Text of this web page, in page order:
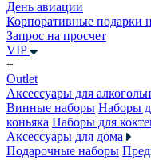
День авиации
Корпоративные подарки
Запрос на просчет
VIP
+
Outlet
Аксессуары для
Винные наборы Наборы
коньяка Наборы для
Аксессуары для дома
Подарочные наборы